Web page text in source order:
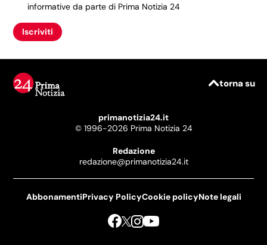
informative da parte di Prima Notizia 24
Iscriviti
primanotizia24.it
© 1996-2026 Prima Notizia 24
Redazione
redazione@primanotizia24.it
AbbonamentiPrivacy PolicyCookie policyNote legali
torna su